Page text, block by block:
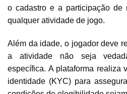
o cadastro e a participação de
qualquer atividade de jogo.
Além da idade, o jogador deve
a atividade não seja
específica. A plataforma realiza
identidade (KYC) para